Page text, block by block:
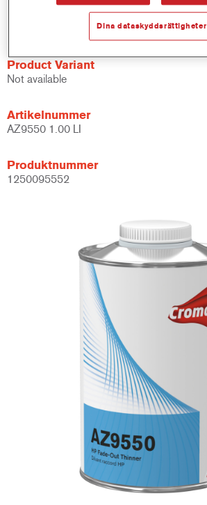
Del av Fast Repair systemet
Högkvalitativ finish.
Product Variant
Not available
Artikelnummer
AZ9550 1.00 LI
Produktnummer
1250095552
Dina dataskyddsrättigheter